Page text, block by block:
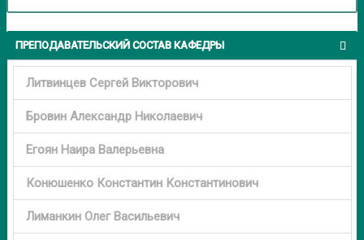
ПРЕПОДАВАТЕЛЬСКИЙ СОСТАВ КАФЕДРЫ
Литвинцев Сергей Викторович
Бровин Александр Николаевич
Егоян Наира Валерьевна
Конюшенко Константин Константинович
Лиманкин Олег Васильевич